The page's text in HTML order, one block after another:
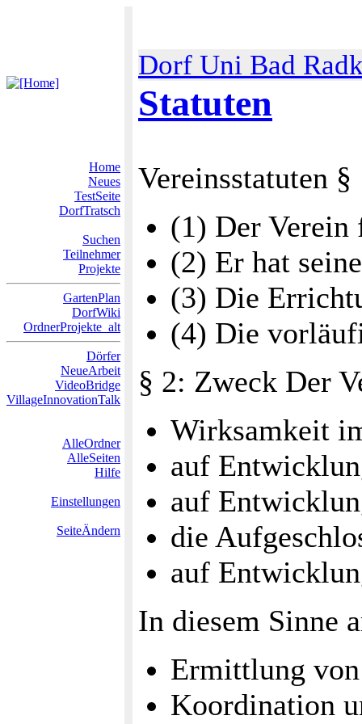
Dorf Uni Bad
Statuten
Home
Neues
TestSeite
DorfTratsch
Suchen
Teilnehmer
Projekte
GartenPlan
DorfWiki
OrdnerProjekte_alt
Dörfer
NeueArbeit
VideoBridge
VillageInnovationTalk
AlleOrdner
AlleSeiten
Hilfe
Einstellungen
SeiteÄndern
Vereinsstatuten
(1) Der Verein
(2) Er hat
(3) Die
(4) Die
§ 2: Zweck Der
Wirksamkeit
auf
auf
die
auf
In diesem Sinne
Ermittlung
Koordination